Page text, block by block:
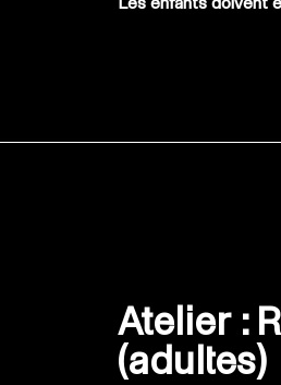
Atelier :
(adultes)